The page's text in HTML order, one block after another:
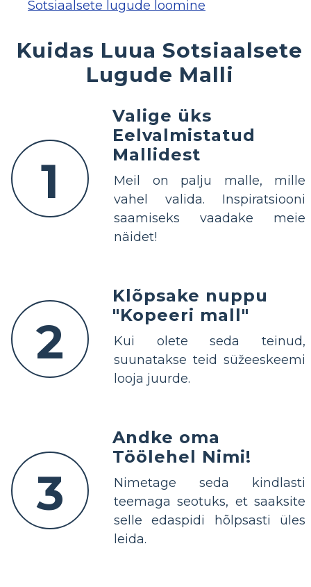
Sotsiaalsete lugude loomine
Kuidas Luua Sotsiaalsete
Lugude Malli
1
Valige üks
Eelvalmistatud
Mallidest
Meil on palju malle, mille
vahel valida. Inspiratsiooni
saamiseks vaadake meie
näidet!
2
Klõpsake nuppu
"Kopeeri mall"
Kui olete seda teinud,
suunatakse teid süžeeskeemi
looja juurde.
3
Andke oma
Töölehel Nimi!
Nimetage seda kindlasti
teemaga seotuks, et saaksite
selle edaspidi hõlpsasti üles
leida.